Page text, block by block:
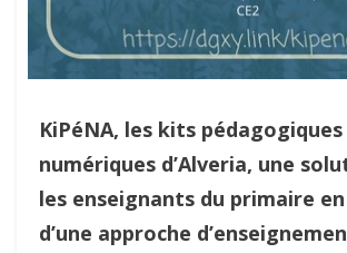
KiPéNA, les kits pédagogiques
numériques d’Alveria, une
les enseignants du primaire
d’une approche